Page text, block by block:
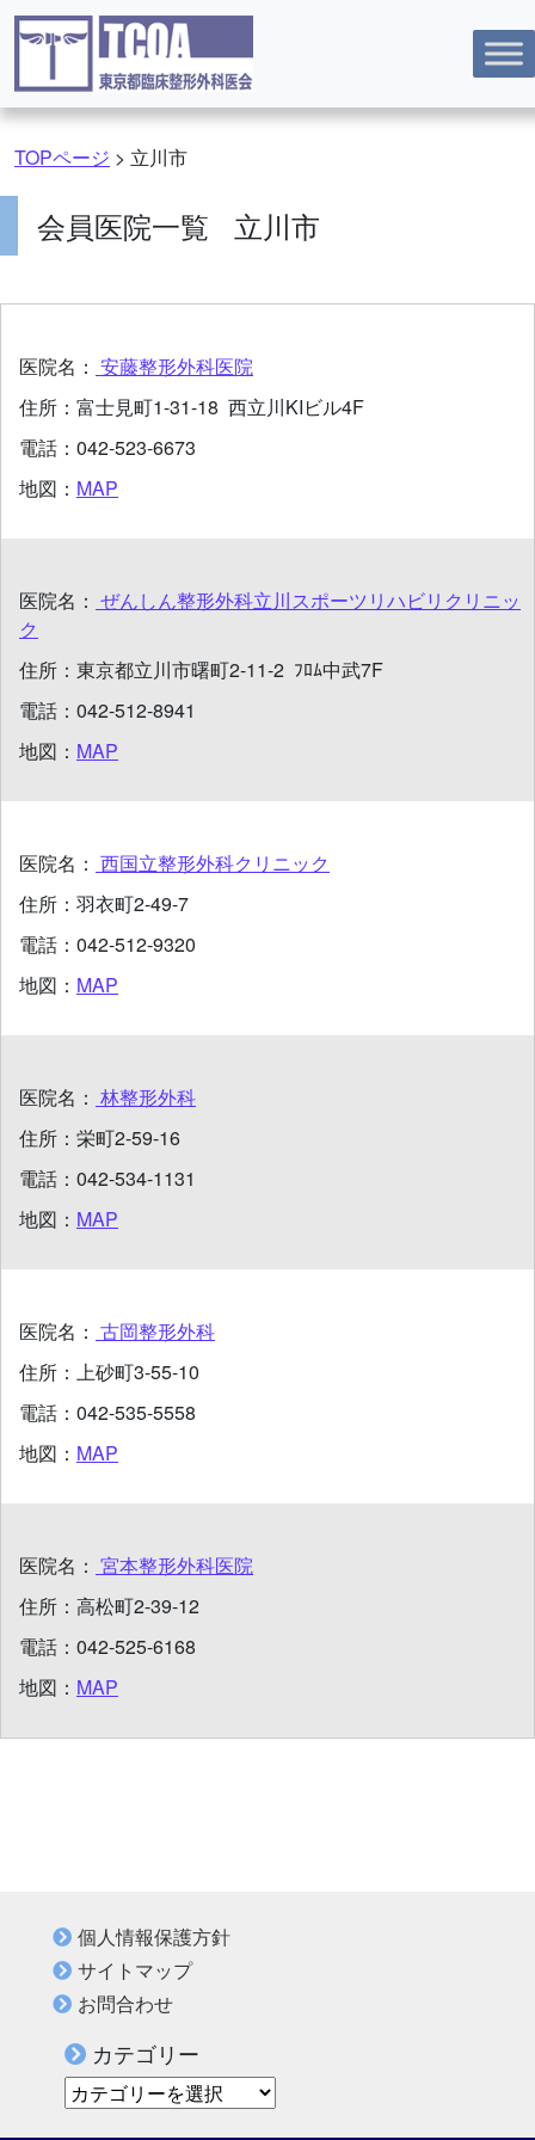
コンテンツへスキップ
TOPページ > 立川市
会員医院一覧 立川市
医院名： 安藤整形外科医院
住所： 富士見町1-31-18 西立川KIビル4F
電話： 042-523-6673
地図： MAP
医院名： ぜんしん整形外科立川スポーツリハビリクリニッ
ク
住所： 東京都立川市曙町2-11-2 ﾌﾛﾑ中武7F
電話： 042-512-8941
地図： MAP
医院名： 西国立整形外科クリニック
住所： 羽衣町2-49-7
電話： 042-512-9320
地図： MAP
医院名： 林整形外科
住所： 栄町2-59-16
電話： 042-534-1131
地図： MAP
医院名： 古岡整形外科
住所： 上砂町3-55-10
電話： 042-535-5558
地図： MAP
医院名： 宮本整形外科医院
住所： 高松町2-39-12
電話： 042-525-6168
地図： MAP
個人情報保護方針
サイトマップ
お問合わせ
カテゴリー
カテゴリー